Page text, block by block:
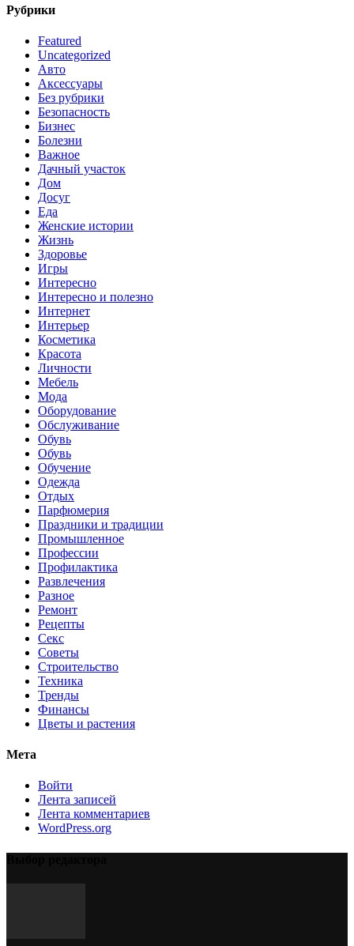
Рубрики
Featured
Uncategorized
Авто
Аксессуары
Без рубрики
Безопасность
Бизнес
Болезни
Важное
Дачный участок
Дом
Досуг
Еда
Женские истории
Жизнь
Здоровье
Игры
Интересно
Интересно и полезно
Интернет
Интерьер
Косметика
Красота
Личности
Мебель
Мода
Оборудование
Обслуживание
Обувь
Обувь
Обучение
Одежда
Отдых
Парфюмерия
Праздники и традиции
Промышленное
Профессии
Профилактика
Развлечения
Разное
Ремонт
Рецепты
Секс
Советы
Строительство
Техника
Тренды
Финансы
Цветы и растения
Мета
Войти
Лента записей
Лента комментариев
WordPress.org